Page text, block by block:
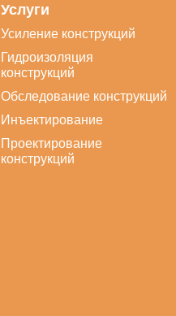
Услуги
Усиление конструкций
Гидроизоляция
конструкций
Обследование конструкций
Инъектирование
Проектирование
конструкций